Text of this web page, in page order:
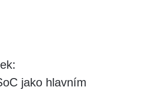
jako hlavním